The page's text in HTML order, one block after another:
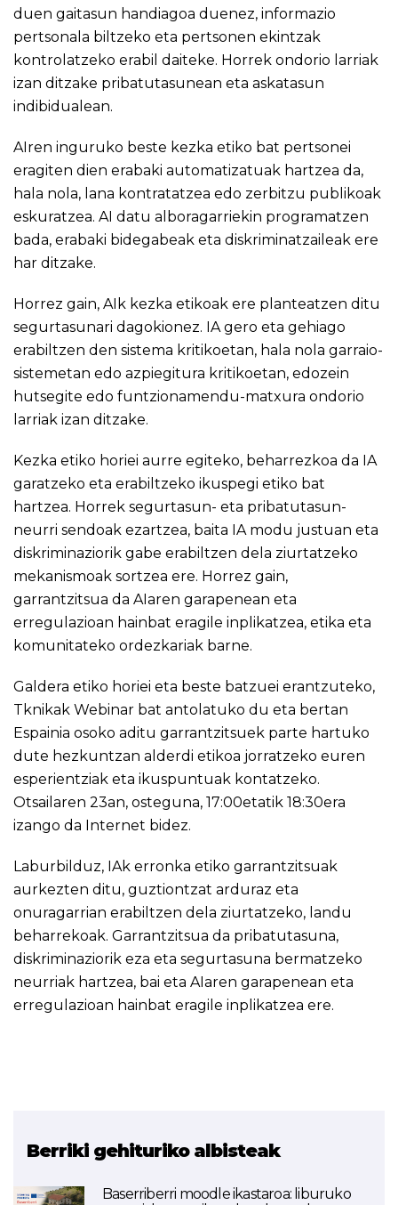
duen gaitasun handiagoa duenez, informazio
pertsonala biltzeko eta pertsonen ekintzak
kontrolatzeko erabil daiteke. Horrek ondorio larriak
izan ditzake pribatutasunean eta askatasun
indibidualean.
AIren inguruko beste kezka etiko bat pertsonei
eragiten dien erabaki automatizatuak hartzea da,
hala nola, lana kontratatzea edo zerbitzu publikoak
eskuratzea. AI datu alboragarriekin programatzen
bada, erabaki bidegabeak eta diskriminatzaileak ere
har ditzake.
Horrez gain, AIk kezka etikoak ere planteatzen ditu
segurtasunari dagokionez. IA gero eta gehiago
erabiltzen den sistema kritikoetan, hala nola garraio-
sistemetan edo azpiegitura kritikoetan, edozein
hutsegite edo funtzionamendu-matxura ondorio
larriak izan ditzake.
Kezka etiko horiei aurre egiteko, beharrezkoa da IA ​​
garatzeko eta erabiltzeko ikuspegi etiko bat
hartzea. Horrek segurtasun- eta pribatutasun-
neurri sendoak ezartzea, baita IA modu justuan eta
diskriminaziorik gabe erabiltzen dela ziurtatzeko
mekanismoak sortzea ere. Horrez gain,
garrantzitsua da AIaren garapenean eta
erregulazioan hainbat eragile inplikatzea, etika eta
komunitateko ordezkariak barne.
Galdera etiko horiei eta beste batzuei erantzuteko,
Tknikak Webinar bat antolatuko du eta bertan
Espainia osoko aditu garrantzitsuek parte hartuko
dute hezkuntzan alderdi etikoa jorratzeko euren
esperientziak eta ikuspuntuak kontatzeko.
Otsailaren 23an, osteguna, 17:00etatik 18:30era
izango da Internet bidez.
Laburbilduz, IAk erronka etiko garrantzitsuak
aurkezten ditu, guztiontzat arduraz eta
onuragarrian erabiltzen dela ziurtatzeko, landu
beharrekoak. Garrantzitsua da pribatutasuna,
diskriminaziorik eza eta segurtasuna bermatzeko
neurriak hartzea, bai eta AIaren garapenean eta
erregulazioan hainbat eragile inplikatzea ere.
Berriki gehituriko albisteak
Baserriberri moodle ikastaroa: liburuko